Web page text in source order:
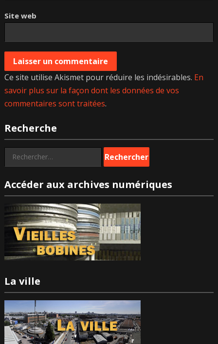
Site web
Ce site utilise Akismet pour réduire les indésirables. En
savoir plus sur la façon dont les données de vos
commentaires sont traitées.
Recherche
Rechercher :
Accéder aux archives numériques
La ville